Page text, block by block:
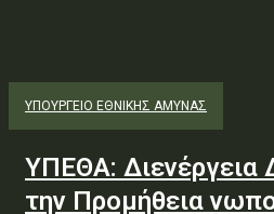
ΥΠΟΥΡΓΕΊΟ ΕΘΝΙΚΉΣ ΆΜΥΝΑΣ
ΥΠΕΘΑ: Διενέργεια
την Προμήθεια